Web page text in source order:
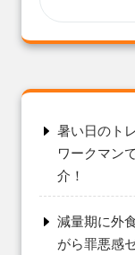
暑い日のト
ワークマン
介！
減量期に外
がら罪悪感